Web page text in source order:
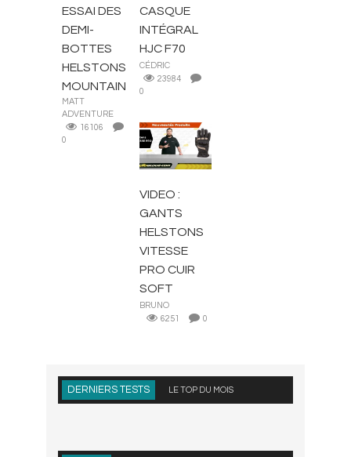
ESSAI DES
DEMI-
BOTTES
HELSTONS
MOUNTAIN
MATT
ADVENTURE
16106
0
CASQUE
INTÉGRAL
HJC F70
CÉDRIC
23984
0
EQUIPEMENT
MOTARD
VIDEO :
GANTS
HELSTONS
VITESSE
PRO CUIR
SOFT
BRUNO
6251
0
DERNIERS TESTS LE TOP DU MOIS